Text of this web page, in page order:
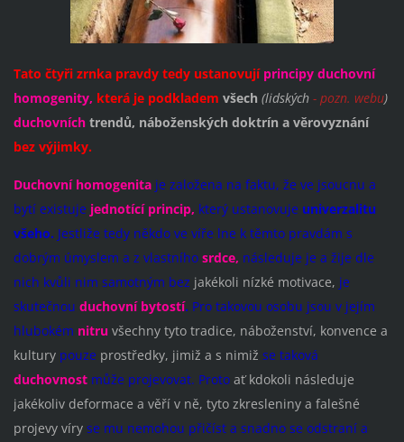
Tato čtyři zrnka pravdy tedy ustanovují principy duchovní
homogenity, která je podkladem všech (lidských - pozn. webu)
duchovních trendů, náboženských doktrín a věrovyznání
bez výjimky.
Duchovní homogenita je založena na faktu, že ve jsoucnu a
bytí existuje jednotící princip, který ustanovuje univerzalitu
všeho. Jestliže tedy někdo ve víře lne k těmto pravdám s
dobrým úmyslem a z vlastního srdce, následuje je a žije dle
nich kvůli nim samotným bez jakékoli nízké motivace, je
skutečnou duchovní bytostí. Pro takovou osobu jsou v jejím
hlubokém nitru všechny tyto tradice, náboženství, konvence a
kulturypouze prostředky, jimiž a s nimiž se taková
duchovnost může projevovat. Proto ať kdokoli následuje
jakékoliv deformace a věří v ně, tyto zkresleniny a falešné
projevy víryse mu nemohou přičíst a snadno se odstraní a